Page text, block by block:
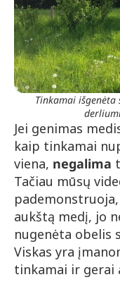
Tinkamai
Jei genimas
kaip tinkamai
viena, negalima
Tačiau mūsų
aukštą medį, jo
nugenėta obelis
Viskas yra
tinkamai ir gerai